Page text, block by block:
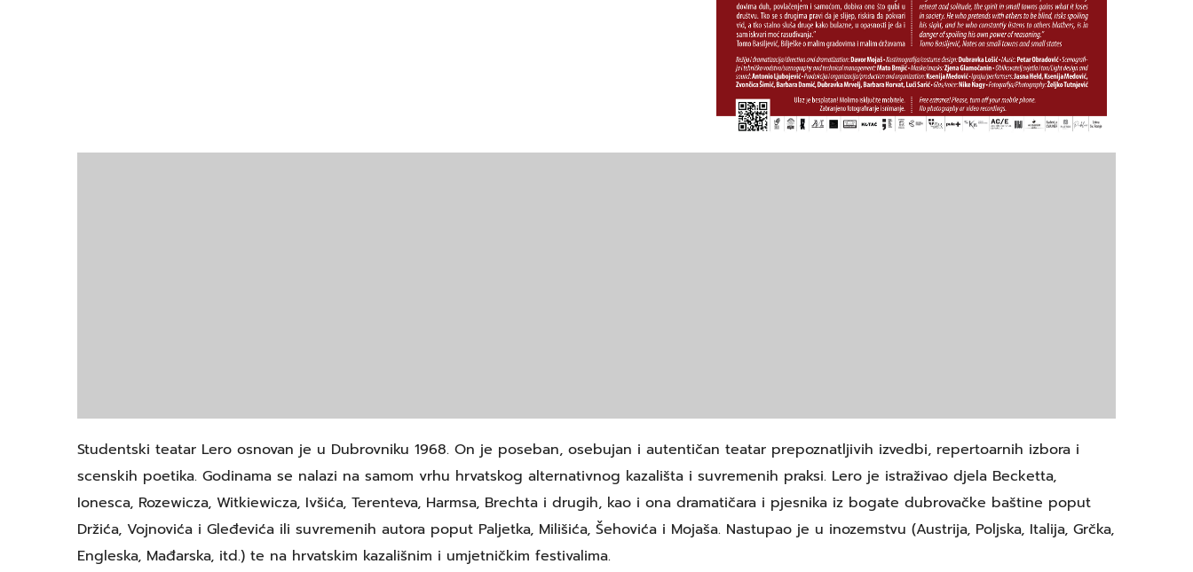
Studentski teatar Lero osnovan je u Dubrovniku 1968. On je poseban, osebujan i autentičan teatar prepoznatljivih izvedbi, repertoarnih izbora i
scenskih poetika. Godinama se nalazi na samom vrhu hrvatskog alternativnog kazališta i suvremenih praksi. Lero je istraživao djela Becketta,
Ionesca, Rozewicza, Witkiewicza, Ivšića, Terenteva, Harmsa, Brechta i drugih, kao i ona dramatičara i pjesnika iz bogate dubrovačke baštine poput
Držića, Vojnovića i Gleđevića ili suvremenih autora poput Paljetka, Milišića, Šehovića i Mojaša. Nastupao je u inozemstvu (Austrija, Poljska, Italija, Grčka,
Engleska, Mađarska, itd.) te na hrvatskim kazališnim i umjetničkim festivalima.